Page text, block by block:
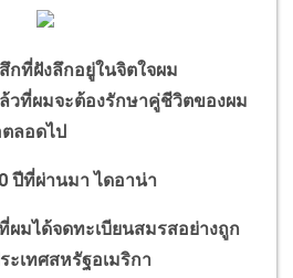
กที่ฝังลึกอยู่ในจิตใจผม
วที่ผมจะต้องรักษาคู่ชีวิตของผม
ตลอดไป
ปีที่ผ่านมา ไดอาน่า
มได้จดทะเบียนสมรสอย่างถูก
เทศสหรัฐอเมริกา